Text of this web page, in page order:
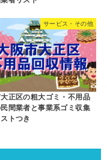
サービス・その他
正区の粗大ゴミ・不用品
民間業者と事業系ゴミ収集
トつき